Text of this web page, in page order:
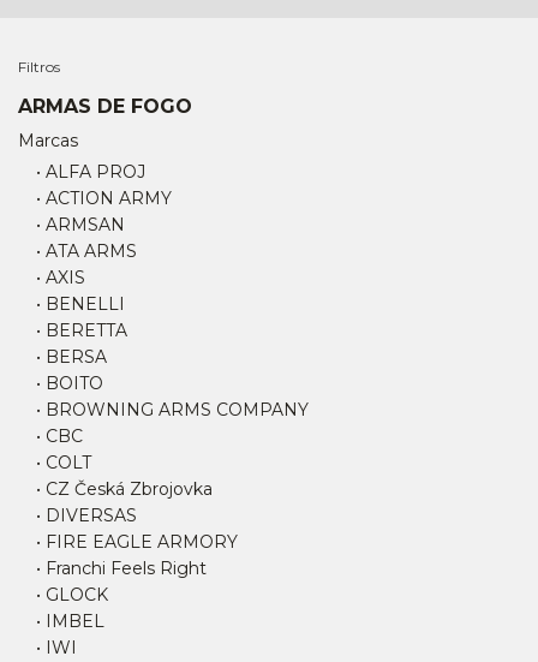
Filtros
ARMAS DE FOGO
Marcas
• ALFA PROJ
• ACTION ARMY
• ARMSAN
• ATA ARMS
• AXIS
• BENELLI
• BERETTA
• BERSA
• BOITO
• BROWNING ARMS COMPANY
• CBC
• COLT
• CZ Česká Zbrojovka
• DIVERSAS
• FIRE EAGLE ARMORY
• Franchi Feels Right
• GLOCK
• IMBEL
• IWI